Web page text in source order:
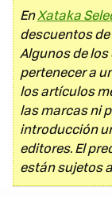
EnXataka
descuentos
Algunos de
pertenecer a
los artículos
las marcas ni
introducción
editores. El
están sujetos